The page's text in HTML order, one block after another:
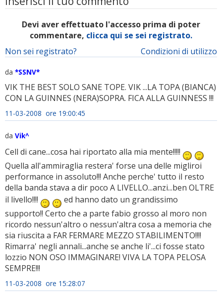
Devi aver effettuato l'accesso prima di poter
commentare, clicca qui se sei registrato.
Condizioni di utilizzo
Non sei registrato?
da *SSNV*
VIK THE BEST SOLO SANE TOPE. VIK ...LA TOPA (BIANCA)
CON LA GUINNES (NERA)SOPRA. FICA ALLA GUINNESS !!!
11-03-2008 ore 19:00:45
da Vik^
Cell di cane...cosa hai riportato alla mia mente!!!!!
Quella all'ammiraglia restera' forse una delle migliroi
performance in assoluto!!! Anche perche' tutto il resto
della banda stava a dir poco A LIVELLO...anzi...ben OLTRE
il livello!!!!
ed hanno dato un grandissimo
supporto!! Certo che a parte fabio grosso al moro non
ricordo nessun'altro o nessun'altra cosa a memoria che
sia riuscita a FAR FERMARE MEZZO STABILIMENTO!!!!
Rimarra' negli annali...anche se anche li'...ci fosse stato
lozzio NON OSO IMMAGINARE! VIVA LA TOPA PELOSA
SEMPRE!!!
11-03-2008 ore 15:28:07